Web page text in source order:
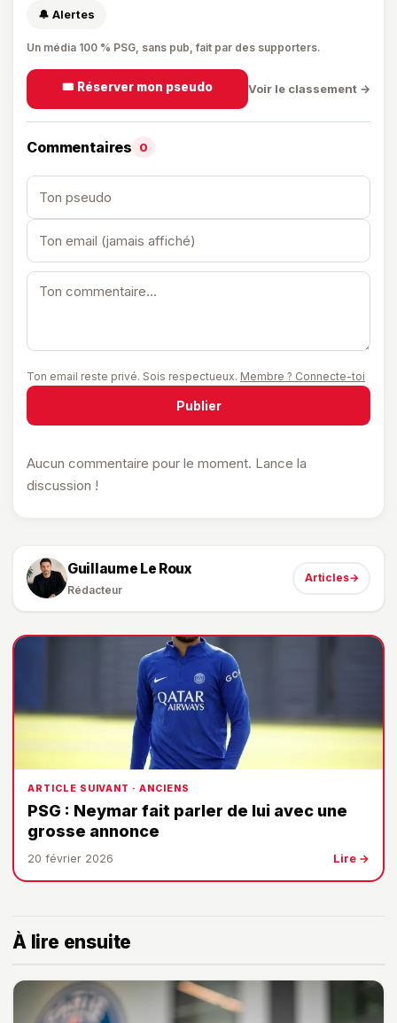
🔔 Alertes
Un média 100 % PSG, sans pub, fait par des supporters.
🎟️ Réserver mon pseudo Voir le classement →
Commentaires 0
Ton email reste privé. Sois respectueux. Membre ? Connecte-toi
Publier
Aucun commentaire pour le moment. Lance la
discussion !
Guillaume Le Roux
Rédacteur
Articles→
ARTICLE SUIVANT · ANCIENS
PSG : Neymar fait parler de lui avec une
grosse annonce
20 février 2026 Lire →
À lire ensuite